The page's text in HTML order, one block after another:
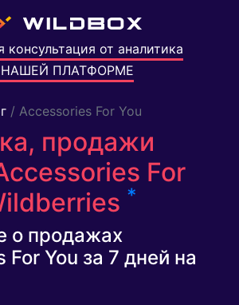
консультация от аналитика
ПЛАТФОРМЕ
/ Accessories For You
продажи
For
*
о продажах
You за 7 дней на